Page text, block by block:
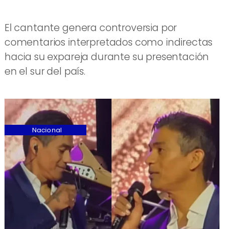
El cantante genera controversia por
comentarios interpretados como indirectas
hacia su expareja durante su presentación
en el sur del país.
Nacional